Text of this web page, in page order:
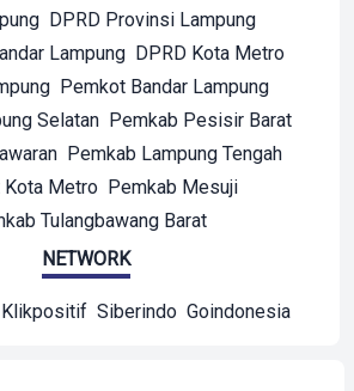
DPRD Provinsi Lampung
Lampung DPRD Kota Metro
Pemkot Bandar Lampung
Selatan Pemkab Pesisir Barat
Pemkab Lampung Tengah
Kota Metro Pemkab Mesuji
Tulangbawang Barat
NETWORK
Klikpositif Siberindo Goindonesia